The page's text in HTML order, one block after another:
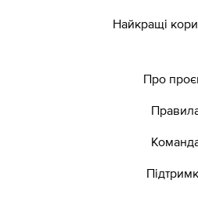
Найкращі
Про